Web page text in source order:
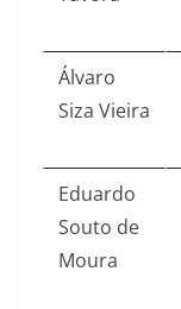
Álvaro
Siza Vieira
Eduardo
Souto de
Moura